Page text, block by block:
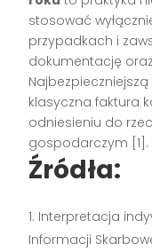
stosować
przypadkach i
dokumentację
klasyczna faktura
odniesieniu do
gospodarczym [1] .
Źródła:
Interpretacja
Informacji